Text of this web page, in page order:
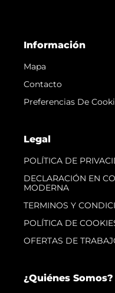
Información
Mapa
Contacto
Preferencias De
Legal
POLÍTICA DE
DECLARACIÓN EN
MODERNA
TERMINOS Y
POLÍTICA DE
OFERTAS DE
¿Quiénes Somos?